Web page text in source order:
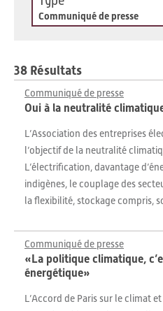
Communiqué de presse
38 Résultats
Communiqué de presse
Oui à la neutralité
L’Association des entreprises
l’objectif de la neutralité
L’électrification, davantage
indigènes, le couplage des
la flexibilité, stockage compris,
Communiqué de presse
«La politique climatique,
énergétique»
L’Accord de Paris sur le climat